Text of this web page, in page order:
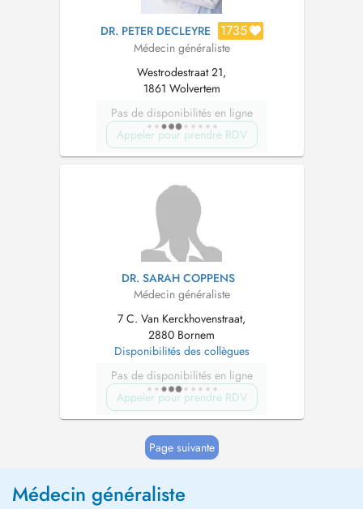
DR. PETER DECLEYRE 1735
Médecin généraliste
Westrodestraat 21,
1861 Wolvertem
Pas de disponibilités en ligne
Appeler pour prendre RDV
DR. SARAH COPPENS
Médecin généraliste
7 C. Van Kerckhovenstraat,
2880 Bornem
Disponibilités des collègues
Pas de disponibilités en ligne
Appeler pour prendre RDV
Page suivante
Médecin généraliste